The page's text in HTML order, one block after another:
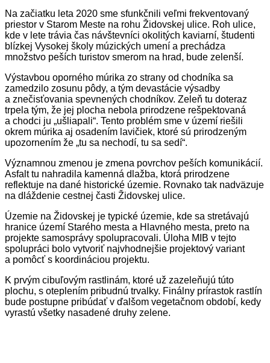
Na začiatku leta 2020 sme sfunkčnili veľmi frekventovaný
priestor v Starom Meste na rohu Židovskej ulice. Roh ulice,
kde v lete trávia čas návštevníci okolitých kaviarní, študenti
blízkej Vysokej školy múzických umení a prechádza
množstvo peších turistov smerom na hrad, bude zelenší.
Výstavbou oporného múrika zo strany od chodníka sa
zamedzilo zosunu pôdy, a tým devastácie výsadby
a znečisťovania spevnených chodníkov. Zeleň tu doteraz
trpela tým, že jej plocha nebola prirodzene rešpektovaná
a chodci ju „ušliapali“. Tento problém sme v území riešili
okrem múrika aj osadením lavičiek, ktoré sú prirodzeným
upozornením že „tu sa nechodí, tu sa sedí“.
Významnou zmenou je zmena povrchov peších komunikácií.
Asfalt tu nahradila kamenná dlažba, ktorá prirodzene
reflektuje na dané historické územie. Rovnako tak nadväzuje
na dláždenie cestnej časti Židovskej ulice.
Územie na Židovskej je typické územie, kde sa stretávajú
hranice území Starého mesta a Hlavného mesta, preto na
projekte samosprávy spolupracovali. Úloha MIB v tejto
spolupráci bolo vytvoriť najvhodnejšie projektový variant
a pomôcť s koordináciou projektu.
K prvým cibuľovým rastlinám, ktoré už zazeleňujú túto
plochu, s oteplením pribudnú trvalky. Finálny prírastok rastlín
bude postupne pribúdať v ďalšom vegetačnom období, kedy
vyrastú všetky nasadené druhy zelene.